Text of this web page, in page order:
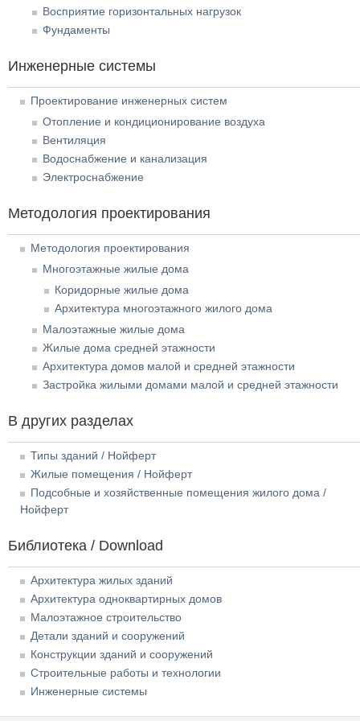
Восприятие горизонтальных нагрузок
Фундаменты
Инженерные системы
Проектирование инженерных систем
Отопление и кондиционирование воздуха
Вентиляция
Водоснабжение и канализация
Электроснабжение
Методология проектирования
Методология проектирования
Многоэтажные жилые дома
Коридорные жилые дома
Архитектура многоэтажного жилого дома
Малоэтажные жилые дома
Жилые дома средней этажности
Архитектура домов малой и средней этажности
Застройка жилыми домами малой и средней этажности
В других разделах
Типы зданий / Нойферт
Жилые помещения / Нойферт
Подсобные и хозяйственные помещения жилого дома /
Нойферт
Библиотека / Download
Архитектура жилых зданий
Архитектура одноквартирных домов
Малоэтажное строительство
Детали зданий и сооружений
Конструкции зданий и сооружений
Строительные работы и технологии
Инженерные системы